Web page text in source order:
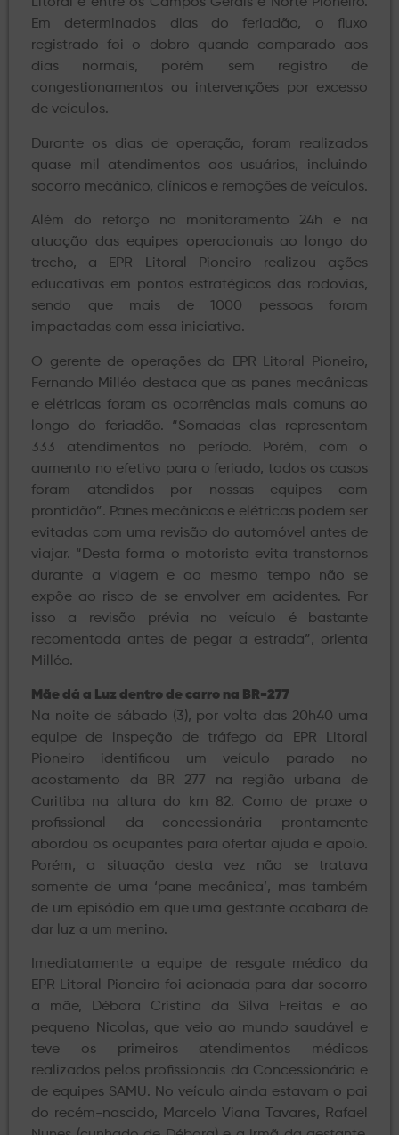
Litoral e entre os Campos Gerais e Norte Pioneiro.
Em determinados dias do feriadão, o fluxo
registrado foi o dobro quando comparado aos
dias normais, porém sem registro de
congestionamentos ou intervenções por excesso
de veículos.
Durante os dias de operação, foram realizados
quase mil atendimentos aos usuários, incluindo
socorro mecânico, clínicos e remoções de veículos.
Além do reforço no monitoramento 24h e na
atuação das equipes operacionais ao longo do
trecho, a EPR Litoral Pioneiro realizou ações
educativas em pontos estratégicos das rodovias,
sendo que mais de 1000 pessoas foram
impactadas com essa iniciativa.
O gerente de operações da EPR Litoral Pioneiro,
Fernando Milléo destaca que as panes mecânicas
e elétricas foram as ocorrências mais comuns ao
longo do feriadão. “Somadas elas representam
333 atendimentos no período. Porém, com o
aumento no efetivo para o feriado, todos os casos
foram atendidos por nossas equipes com
prontidão”. Panes mecânicas e elétricas podem ser
evitadas com uma revisão do automóvel antes de
viajar. “Desta forma o motorista evita transtornos
durante a viagem e ao mesmo tempo não se
expõe ao risco de se envolver em acidentes. Por
isso a revisão prévia no veículo é bastante
recomentada antes de pegar a estrada”, orienta
Milléo.
Mãe dá a Luz dentro de carro na BR-277
Na noite de sábado (3), por volta das 20h40 uma
equipe de inspeção de tráfego da EPR Litoral
Pioneiro identificou um veículo parado no
acostamento da BR 277 na região urbana de
Curitiba na altura do km 82. Como de praxe o
profissional da concessionária prontamente
abordou os ocupantes para ofertar ajuda e apoio.
Porém, a situação desta vez não se tratava
somente de uma ‘pane mecânica’, mas também
de um episódio em que uma gestante acabara de
dar luz a um menino.
Imediatamente a equipe de resgate médico da
EPR Litoral Pioneiro foi acionada para dar socorro
a mãe, Débora Cristina da Silva Freitas e ao
pequeno Nicolas, que veio ao mundo saudável e
teve os primeiros atendimentos médicos
realizados pelos profissionais da Concessionária e
de equipes SAMU. No veículo ainda estavam o pai
do recém-nascido, Marcelo Viana Tavares, Rafael